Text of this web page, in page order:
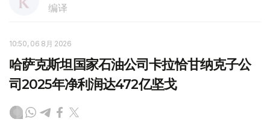
编译
10:50, 06 8月 2026
哈萨克斯坦国家石油公司卡拉恰甘纳克子公
司2025年净利润达472亿坚戈